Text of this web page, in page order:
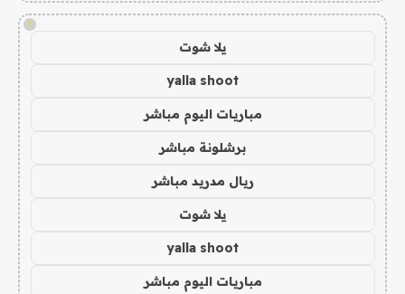
!
يلا شوت
yalla shoot
مباريات اليوم مباشر
برشلونة مباشر
ريال مدريد مباشر
يلا شوت
yalla shoot
مباريات اليوم مباشر